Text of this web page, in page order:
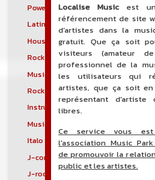
Power noise
Latin metal
House progressive
Rock indépendant
Musique industrielle
Rock industriel
Instrumental
Musique irlandaise
Italo Disco
J-core
J-rock
Localise Music est
référencement de site
d'artistes dans la
gratuit. Que ça soit
visiteurs (amateur
professionnel de la
les utilisateurs qui
artistes, que ça soit
représentant d'artiste
libres.
Ce service vous
l'association Music
de promouvoir la
public et les artistes.